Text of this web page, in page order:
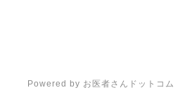
Powered by お医者さんドットコム